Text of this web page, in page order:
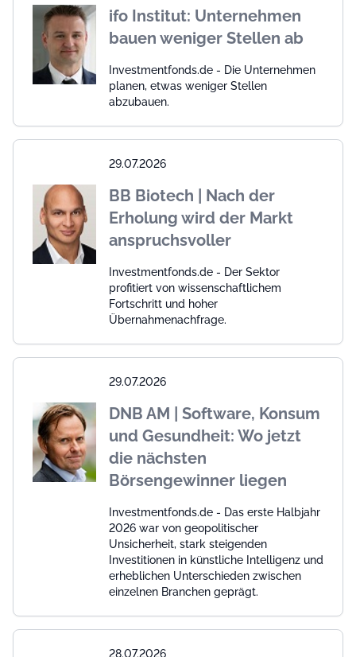
ifo Institut: Unternehmen
bauen weniger Stellen ab
Investmentfonds.de - Die Unternehmen
planen, etwas weniger Stellen
abzubauen.
29.07.2026
BB Biotech | Nach der
Erholung wird der Markt
anspruchsvoller
Investmentfonds.de - Der Sektor
profitiert von wissenschaftlichem
Fortschritt und hoher
Übernahmenachfrage.
29.07.2026
DNB AM | Software, Konsum
und Gesundheit: Wo jetzt
die nächsten
Börsengewinner liegen
Investmentfonds.de - Das erste Halbjahr
2026 war von geopolitischer
Unsicherheit, stark steigenden
Investitionen in künstliche Intelligenz und
erheblichen Unterschieden zwischen
einzelnen Branchen geprägt.
28.07.2026